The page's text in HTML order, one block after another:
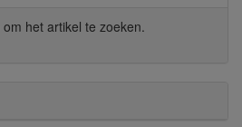
het artikel te zoeken.